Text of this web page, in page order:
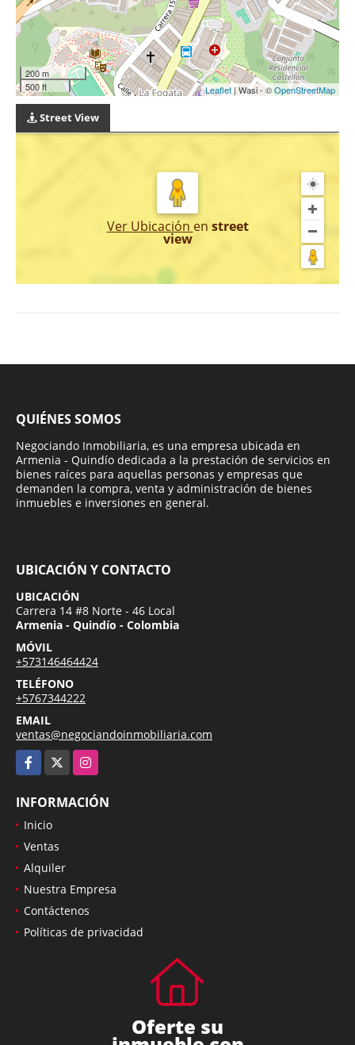
200 m
500 ft
Leaflet| Wasi - ©OpenStreetMap
Street View
Ver Ubicación en street
view
QUIÉNES SOMOS
Negociando Inmobiliaria, es una empresa ubicada en
Armenia - Quindío dedicada a la prestación de servicios en
bienes raíces para aquellas personas y empresas que
demanden la compra, venta y administración de bienes
inmuebles e inversiones en general.
UBICACIÓN Y CONTACTO
UBICACIÓN
Carrera 14 #8 Norte - 46 Local
Armenia - Quindío - Colombia
MÓVIL
+573146464424
TELÉFONO
+5767344222
EMAIL
ventas@negociandoinmobiliaria.com
Facebook
Instagram
INFORMACIÓN
Inicio
Ventas
Alquiler
Nuestra Empresa
Contáctenos
Políticas de privacidad
Oferte su